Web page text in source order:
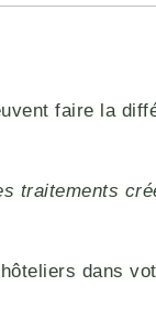
faire la
traitements
dans